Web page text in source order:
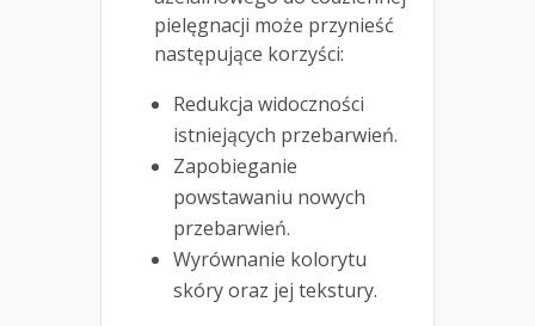
pielęgnacji może przynieść
następujące korzyści:
Redukcja widoczności
istniejących przebarwień.
Zapobieganie
powstawaniu nowych
przebarwień.
Wyrównanie kolorytu
skóry oraz jej tekstury.